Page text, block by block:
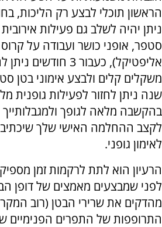
הראשון תוכלי לבצע רק הליכות,
ניתן יהיה לשלב גם פעילות
סטפר, אופני כושר ועבודה על
אליפטיקל), כעבור 3
משקלים קלים ולבצע אימוני בטן
שנה ניתן לחזור לפעילות גופנית
בהקשבה מלאה לגופך
לקצב ההחלמה האישי שלך
לאימון גופני.
הרעיון הוא לתת לרקמות זמן
לפני שמבצעים מאמצים של דופן
מהדקים את שרירי הבטן (רוב
התרופפות של התפרים הפנימיים